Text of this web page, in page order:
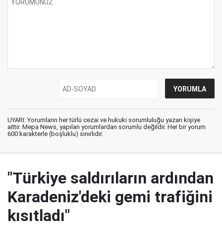
UYARI: Yorumların her türlü cezai ve hukuki sorumluluğu yazan kişiye
aittir. Mepa News, yapılan yorumlardan sorumlu değildir. Her bir yorum
600 karakterle (boşluklu) sınırlıdır.
"Türkiye saldırıların ardından
Karadeniz'deki gemi trafiğini
kısıtladı"